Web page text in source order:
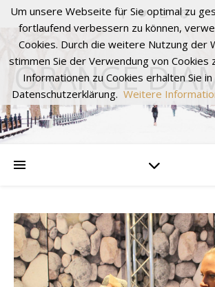
ORANGE
Um unsere Webseite für Sie optimal zu
fortlaufend verbessern zu können,
Cookies. Durch die weitere Nutzung der
stimmen Sie der Verwendung von Cookies
Informationen zu Cookies erhalten Sie
Datenschutzerklärung. Weitere